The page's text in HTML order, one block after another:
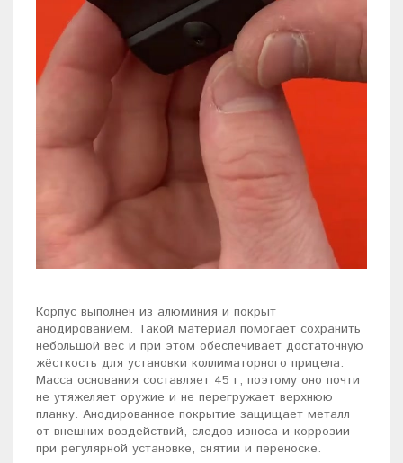
Корпус выполнен из алюминия и покрыт
анодированием. Такой материал помогает сохранить
небольшой вес и при этом обеспечивает достаточную
жёсткость для установки коллиматорного прицела.
Масса основания составляет 45 г, поэтому оно почти
не утяжеляет оружие и не перегружает верхнюю
планку. Анодированное покрытие защищает металл
от внешних воздействий, следов износа и коррозии
при регулярной установке, снятии и переноске.